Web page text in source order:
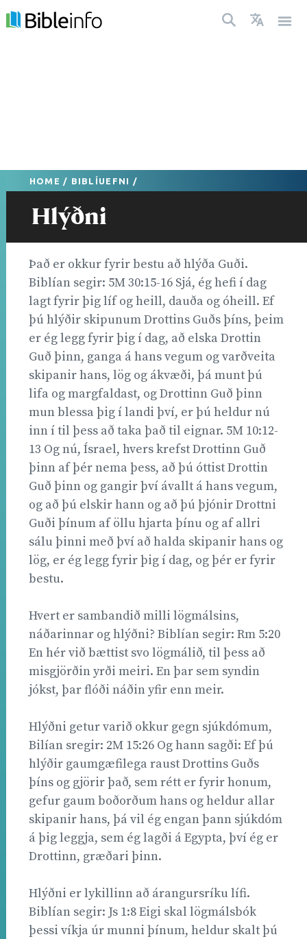
HOME / BIBLÍUEFNI /
Hlýðni
Það er okkur fyrir bestu að hlýða Guði.
Biblían segir: 5M 30:15-16 Sjá, ég hefi í dag
lagt fyrir þig líf og heill, dauða og óheill. Ef
þú hlýðir skipunum Drottins Guðs þíns, þeim
er ég legg fyrir þig í dag, að elska Drottin
Guð þinn, ganga á hans vegum og varðveita
skipanir hans, lög og ákvæði, þá munt þú
lifa og margfaldast, og Drottinn Guð þinn
mun blessa þig í landi því, er þú heldur nú
inn í til þess að taka það til eignar. 5M 10:12-
13 Og nú, Ísrael, hvers krefst Drottinn Guð
þinn af þér nema þess, að þú óttist Drottin
Guð þinn og gangir því ávallt á hans vegum,
og að þú elskir hann og að þú þjónir Drottni
Guði þínum af öllu hjarta þínu og af allri
sálu þinni með því að halda skipanir hans og
lög, er ég legg fyrir þig í dag, og þér er fyrir
bestu.
Hvert er sambandið milli lögmálsins,
náðarinnar og hlýðni? Biblían segir: Rm 5:20
En hér við bættist svo lögmálið, til þess að
misgjörðin yrði meiri. En þar sem syndin
jókst, þar flóði náðin yfir enn meir.
Hlýðni getur varið okkur gegn sjúkdómum,
Bilían sregir: 2M 15:26 Og hann sagði: Ef þú
hlýðir gaumgæfilega raust Drottins Guðs
þíns og gjörir það, sem rétt er fyrir honum,
gefur gaum boðorðum hans og heldur allar
skipanir hans, þá vil ég engan þann sjúkdóm
á þig leggja, sem ég lagði á Egypta, því ég er
Drottinn, græðari þinn.
Hlýðni er lykillinn að árangursríku lífi.
Biblían segir: Js 1:8 Eigi skal lögmálsbók
þessi víkja úr munni þínum, heldur skalt þú